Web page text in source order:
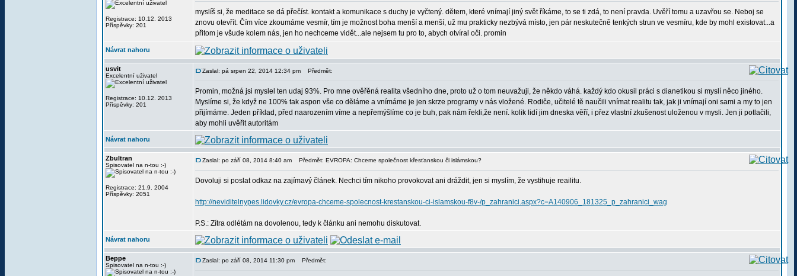
Registrace: 10.12. 2013
Příspěvky: 201
myslíš si, že meditace se dá přečíst. kontakt a komunikace s duchy je vyčtený. dětem, které vnímají jiný svět říkáme, to se ti zdá, to není pravda. Uvěří tomu a uzavřou se. Neboj se
znovu otevřít. Čím více zkoumáme vesmír, tím je možnost boha menší a menší, už mu prakticky nezbývá místo, jen pár neskutečně tenkých strun ve vesmíru, kde by mohl existovat...a
přitom je všude kolem nás, jen ho nechceme vidět...ale nejsem tu pro to, abych otvíral oči. promin
Návrat nahoru
usvit
Excelentní uživatel
Registrace: 10.12. 2013
Příspěvky: 201
Zaslal: pá srpen 22, 2014 12:34 pm Předmět:
Promin, možná jsi myslel ten udaj 93%. Pro mne ověřěná realita všedního dne, proto už o tom neuvažuji, že někdo váhá. každý kdo okusil práci s dianetikou si myslí něco jiného.
Myslíme si, že když ne 100% tak aspon vše co děláme a vnímáme je jen skrze programy v nás vložené. Rodiče, učitelé tě naučili vnímat realitu tak, jak ji vnímají oni sami a my to jen
přijímáme. Jeden příklad, před naarozením víme a nepřemýšlíme co je buh, pak nám řekli,že není. kolik lidí jim dneska věří, i přez vlastní zkušenost uloženou v mysli. Jen ji potlačili,
aby mohli uvěřit autoritám
Návrat nahoru
Zbultran
Spisovatel na n-tou :-)
Registrace: 21.9. 2004
Příspěvky: 2051
Zaslal: po září 08, 2014 8:40 am Předmět: EVROPA: Chceme společnost křesťanskou či islámskou?
Dovoluji si poslat odkaz na zajímavý článek. Nechci tím nikoho provokovat ani dráždit, jen si myslím, že vystihuje reailitu.
http://neviditelnypes.lidovky.cz/evropa-chceme-spolecnost-krestanskou-ci-islamskou-f8v-/p_zahranici.aspx?c=A140906_181325_p_zahranici_wag
P.S.: Zítra odlétám na dovolenou, tedy k článku ani nemohu diskutovat.
Návrat nahoru
Beppe
Spisovatel na n-tou :-)
Zaslal: po září 08, 2014 11:30 pm Předmět: